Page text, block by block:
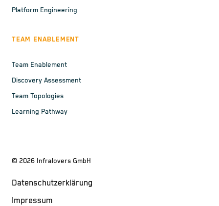
Platform Engineering
TEAM ENABLEMENT
Team Enablement
Discovery Assessment
Team Topologies
Learning Pathway
© 2026 Infralovers GmbH
Datenschutzerklärung
Impressum